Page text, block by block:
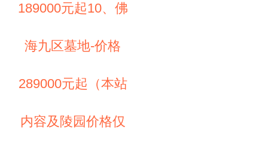
189000元起10、佛
海九区墓地-价格
289000元起（本站
内容及陵园价格仅